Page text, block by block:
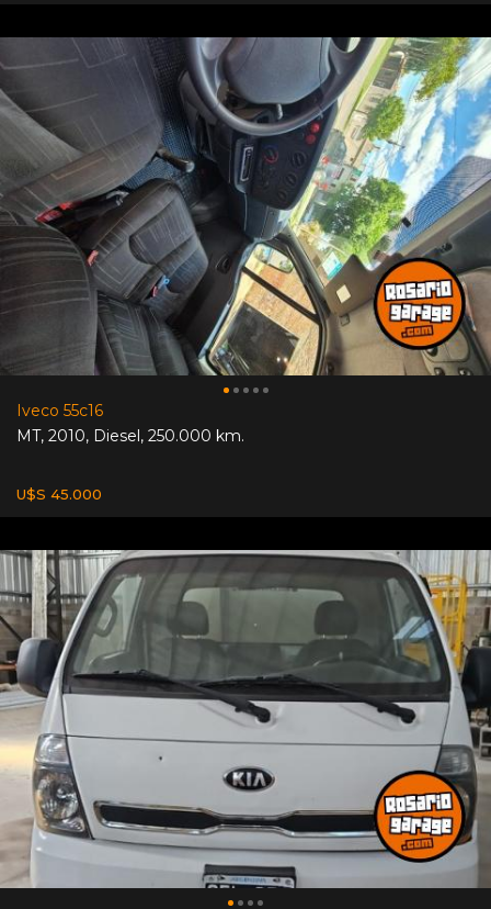
Iveco 55c16
MT, 2010, Diesel, 250.000 km.
U$S 45.000